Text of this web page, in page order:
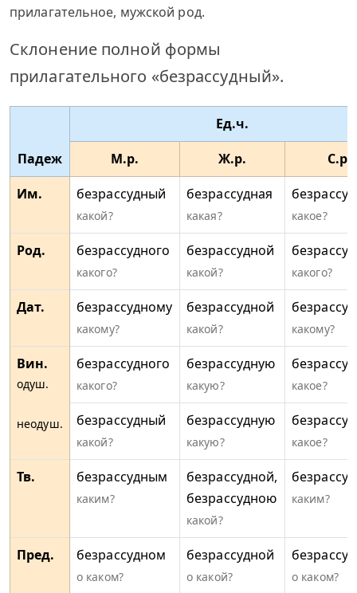
прилагательное, мужской род.
Склонение полной формы
прилагательного «безрассудный».
Падеж
Ед.ч.
М.р.
Ж.р.
С.р.
Им.
безрассудный
какой?
безрассудная
какая? какое?
Род. безрассудного
какого?
безрассудной
какой? какого?
Дат. безрассудному
какому?
безрассудной
какой? какому?
Вин.
одуш.
неодуш.
безрассудного
какого?
безрассудную
какую? какое?
безрассудный
какой?
безрассудную
какую? какое?
Тв. безрассудным
каким?
безрассудной,
безрассудною
какой?
каким?
Пред. безрассудном
о каком?
безрассудной
о какой? о каком?